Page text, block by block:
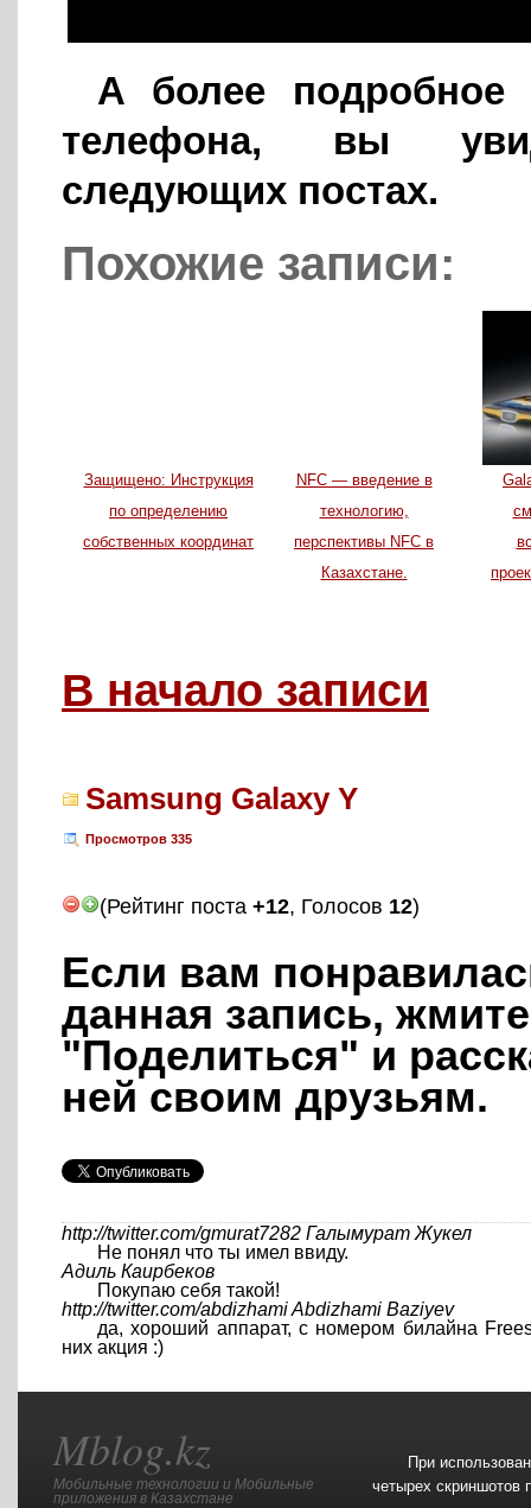
А более подробное
телефона, вы
следующих постах.
Похожие записи:
Защищено: Инструкция
по определению
собственных координат
NFC — введение в
технологию,
перспективы NFC в
Казахстане.
В начало записи
Samsung Galaxy Y
Просмотров 335
(Рейтинг поста +12, Голосов 12)
Если вам
данная запись, жмите
"Поделиться" и
ней своим друзьям.
http://twitter.com/gmurat7282 Галымурат Жукел
Не понял что ты имел ввиду.
Адиль Каирбеков
Покупаю себя такой!
http://twitter.com/abdizhamiAbdizhami Baziyev
да, хороший аппарат, с номером билайна
них акция :)
При
четырех скриншотов
Mblog.kz
Мобильные технологии и Мобильные
приложения в Казахстане